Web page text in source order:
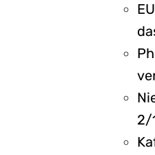
2/